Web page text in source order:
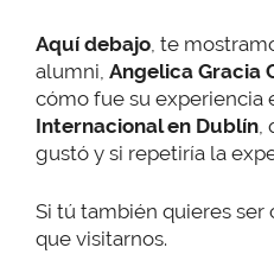
Aquí debajo, te
alumni, Angelica Gracia
cómo fue su experiencia
Internacional en Dublín,
gustó y si repetiría la
Si tú también quieres
que visitarnos.